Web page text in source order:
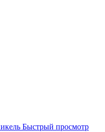
Быстрый просмотр